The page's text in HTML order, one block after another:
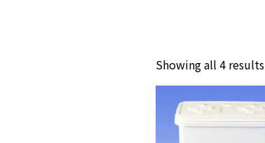
Showing all 4 results